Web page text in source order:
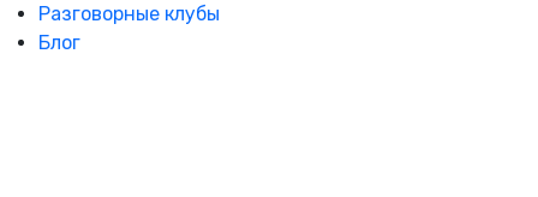
Разговорные клубы
Блог